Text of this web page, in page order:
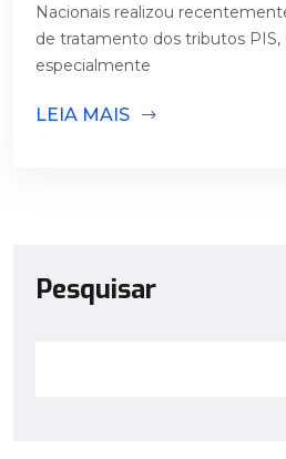
Nacionais realizou
de tratamento dos tributos PIS,
especialmente
LEIA MAIS
Pesquisar